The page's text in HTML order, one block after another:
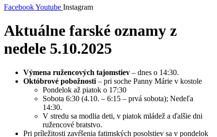
FacebookYoutube Instagram
Aktuálne farské oznamy z
nedele 5.10.2025
Výmena ružencových tajomstiev – dnes o 14:30.
Októbrové pobožnosti – pri soche Panny Márie v kostole
Pondelok až piatok o 17:30
Sobota 6:30 (4.10. – 6:15 – prvá sobota); Nedeľa
14:30.
V stredu sa modlia deti, v piatok mládež a ďalšie dni
ružencové bratstvo.
Pri príležitosti zavŕšenia fatimských posolstiev sa v pondelok